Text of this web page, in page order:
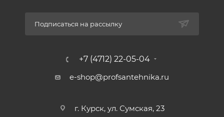
Подписаться на рассылку
+7 (4712) 22-05-04
e-shop@profsantehnika.ru
г. Курск, ул. Сумская, 23